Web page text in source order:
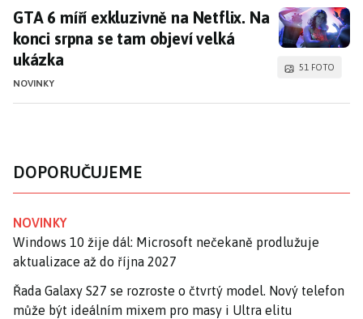
GTA 6 míří exkluzivně na Netflix. Na konci
GTA 6 míří exkluzivně na Netflix. Na
konci srpna se tam objeví velká
ukázka
NOVINKY
51 FOTO
DOPORUČUJEME
NOVINKY
Windows 10 žije dál: Microsoft nečekaně prodlužuje
aktualizace až do října 2027
Řada Galaxy S27 se rozroste o čtvrtý model. Nový telefon
může být ideálním mixem pro masy i Ultra elitu